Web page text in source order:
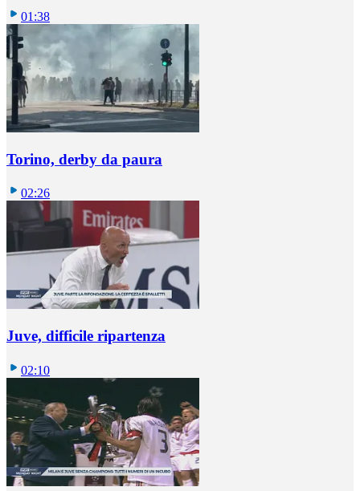
01:38
Torino, derby da paura
02:26
Juve, difficile ripartenza
02:10